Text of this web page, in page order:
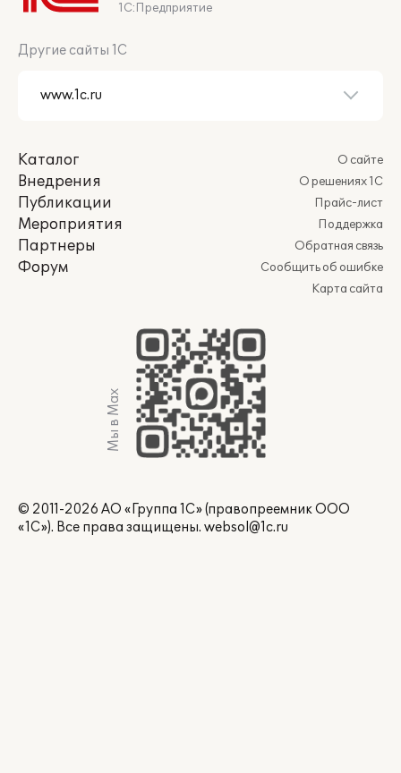
1С:Предприятие
Другие сайты 1С
Каталог
Внедрения
Публикации
Мероприятия
Партнеры
Форум
О сайте
О решениях 1С
Прайс-лист
Поддержка
Обратная связь
Сообщить об ошибке
Карта сайта
Мы в Max
© 2011-2026 АО «Группа 1С» (правопреемник ООО
«1С»). Все права защищены. websol@1c.ru